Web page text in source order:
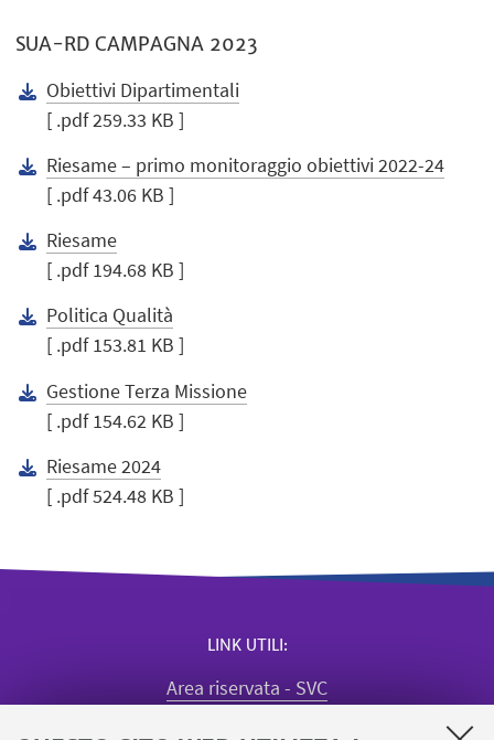
SUA-RD CAMPAGNA 2023
Obiettivi Dipartimentali
[ .pdf 259.33 KB ]
Riesame – primo monitoraggio obiettivi 2022-24
[ .pdf 43.06 KB ]
Riesame
[ .pdf 194.68 KB ]
Politica Qualità
[ .pdf 153.81 KB ]
Gestione Terza Missione
[ .pdf 154.62 KB ]
Riesame 2024
[ .pdf 524.48 KB ]
LINK UTILI
Area riservata - SVC